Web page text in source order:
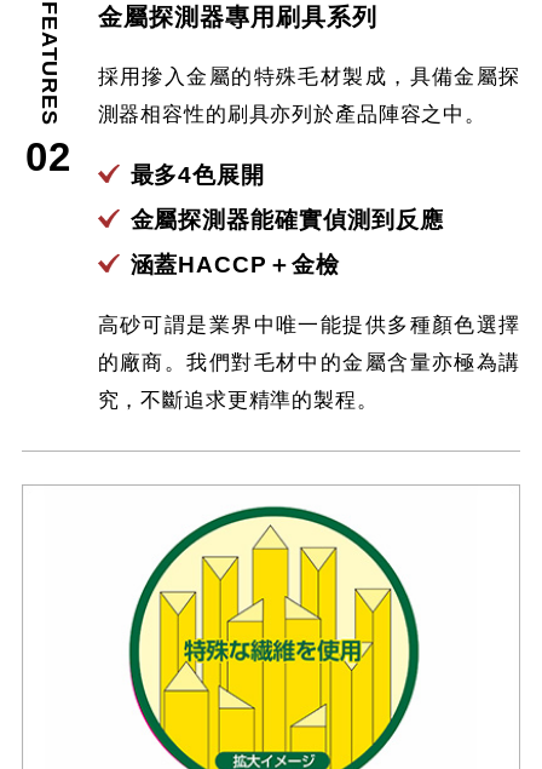
FEATURES
02
金屬探測器專用刷具系列
採用摻入金屬的特殊毛材製成，具備金屬探
測器相容性的刷具亦列於產品陣容之中。
最多4色展開
金屬探測器能確實偵測到反應
涵蓋HACCP＋金檢
高砂可謂是業界中唯一能提供多種顏色選擇
的廠商。我們對毛材中的金屬含量亦極為講
究，不斷追求更精準的製程。